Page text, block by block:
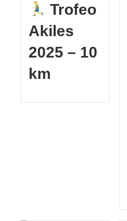
Trofeo
Akiles
2025 – 10
km